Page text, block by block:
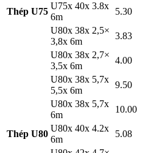
Thép U75
U75x 40x 3.8x
6m
5.30
Thép U80
U80x 38x 2,5×
3,8x 6m
3.83
U80x 38x 2,7×
3,5x 6m
4.00
U80x 38x 5,7x
5,5x 6m
9.50
U80x 38x 5,7x
6m
10.00
U80x 40x 4.2x
6m
5.08